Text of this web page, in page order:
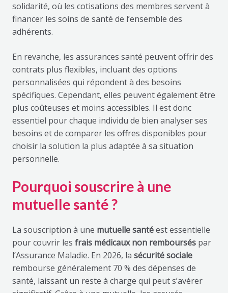
solidarité, où les cotisations des membres servent à
financer les soins de santé de l’ensemble des
adhérents.
En revanche, les assurances santé peuvent offrir des
contrats plus flexibles, incluant des options
personnalisées qui répondent à des besoins
spécifiques. Cependant, elles peuvent également être
plus coûteuses et moins accessibles. Il est donc
essentiel pour chaque individu de bien analyser ses
besoins et de comparer les offres disponibles pour
choisir la solution la plus adaptée à sa situation
personnelle.
Pourquoi souscrire à une
mutuelle santé ?
La souscription à une mutuelle santéest essentielle
pour couvrir les frais médicaux non rembourséspar
l’Assurance Maladie. En 2026, la sécurité sociale
rembourse généralement 70 % des dépenses de
santé, laissant un reste à charge qui peut s’avérer